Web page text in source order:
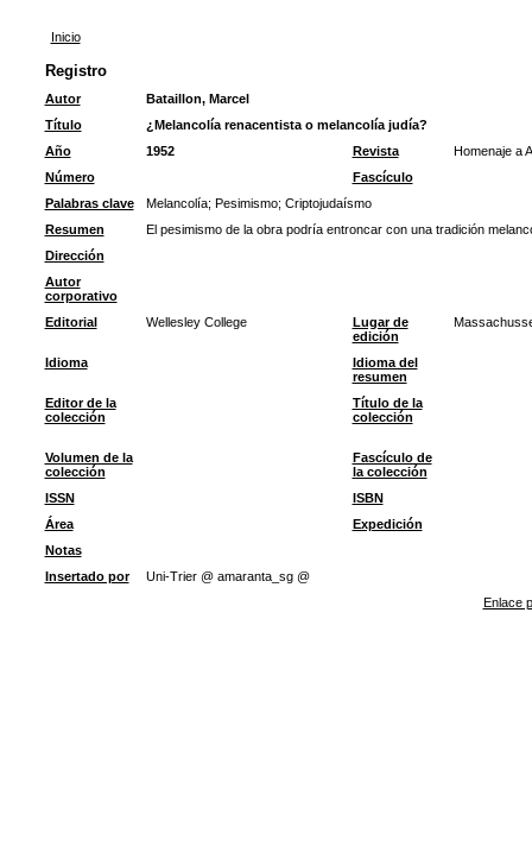
Inicio
Registro
Autor
Bataillon, Marcel
Título
¿Melancolía renacentista o melancolía judía?
Año
1952 Revista
Homenaje a
Número
Fascículo
Palabras clave
Melancolía; Pesimismo; Criptojudaísmo
Resumen
El pesimismo de la obra podría entroncar con una tradición
Dirección
Autor
corporativo
Editorial
Wellesley College
Lugar de
edición
Idioma
Idioma del
resumen
Editor de la
colección
Título de la
colección
Volumen de la
colección
Fascículo de
la colección
ISSN
ISBN
Área
Expedición
Notas
Insertado por
Uni-Trier @ amaranta_sg @
Enlace